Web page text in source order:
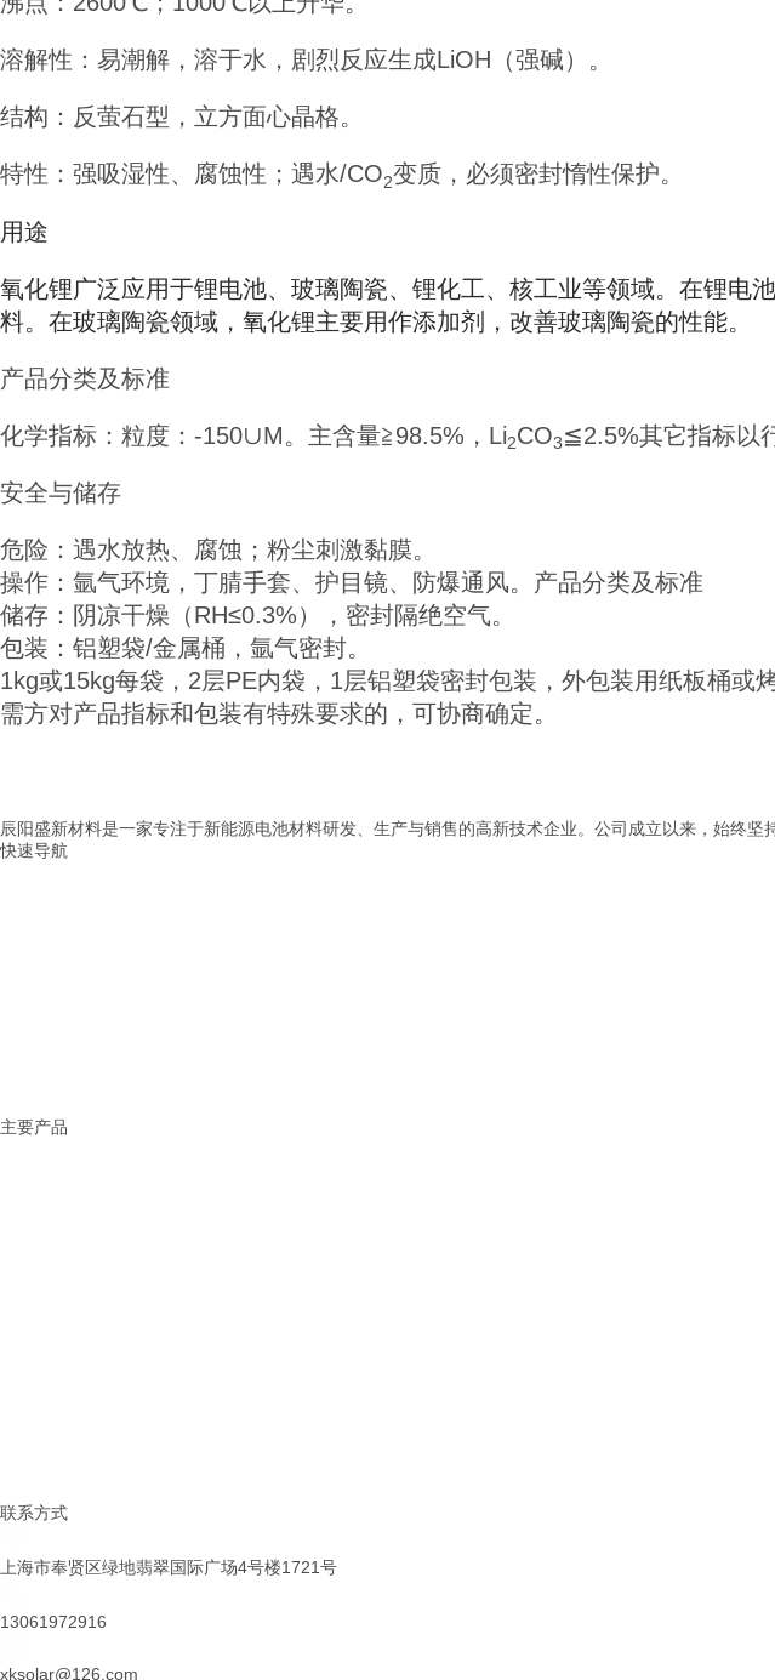
溶解性： 易潮解， 溶于水，剧烈反应生成LiOH（强碱）。
结构：反萤石型，立方面心晶格。
特性：强吸湿性、腐蚀性；遇水/CO2变质，必须密封惰性保护。
用途
氧化锂广泛应用于锂电池、玻璃陶瓷、锂化工、核工业等领域。在锂电
料。在玻璃陶瓷领域，氧化锂主要用作添加剂，改善玻璃陶瓷的性能。
产品分类及标准
化学指标：粒度：-150∪M。主含量≧98.5%，Li2CO3≦2.5%其它指标以
安全与储存
危险：遇水放热、腐蚀；粉尘刺激黏膜。
操作：氩气环境，丁腈手套、护目镜、防爆通风。 产品分类及标准
储存：阴凉干燥（RH≤0.3%），密封隔绝空气。
包装：铝塑袋/金属桶，氩气密封。
1kg或15kg每袋，2层PE内袋，1层铝塑袋密封包装，外包装用纸板桶或烤
需方对产品指标和包装有特殊要求的，可协商确定。
辰阳盛新材料是一家专注于新能源电池材料研发、生产与销售的高新技术企业。公司成立以来，始终
快速导航
主要产品
联系方式
上海市奉贤区绿地翡翠国际广场4号楼1721号
13061972916
xksolar@126.com